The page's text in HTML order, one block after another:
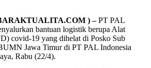
) –PT PAL
bantuan logistik berupa Alat
covid-19 yang dihelat di Posko Sub
Jawa Timur di PT PAL Indonesia
Rabu (22/4).